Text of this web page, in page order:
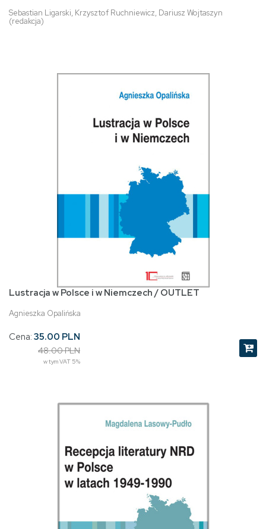
Sebastian Ligarski, Krzysztof Ruchniewicz, Dariusz Wojtaszyn
(redakcja)
Lustracja w Polsce i w Niemczech / OUTLET
Agnieszka Opalińska
Cena: 35.00 PLN
48.00 PLN
w tym VAT 5%